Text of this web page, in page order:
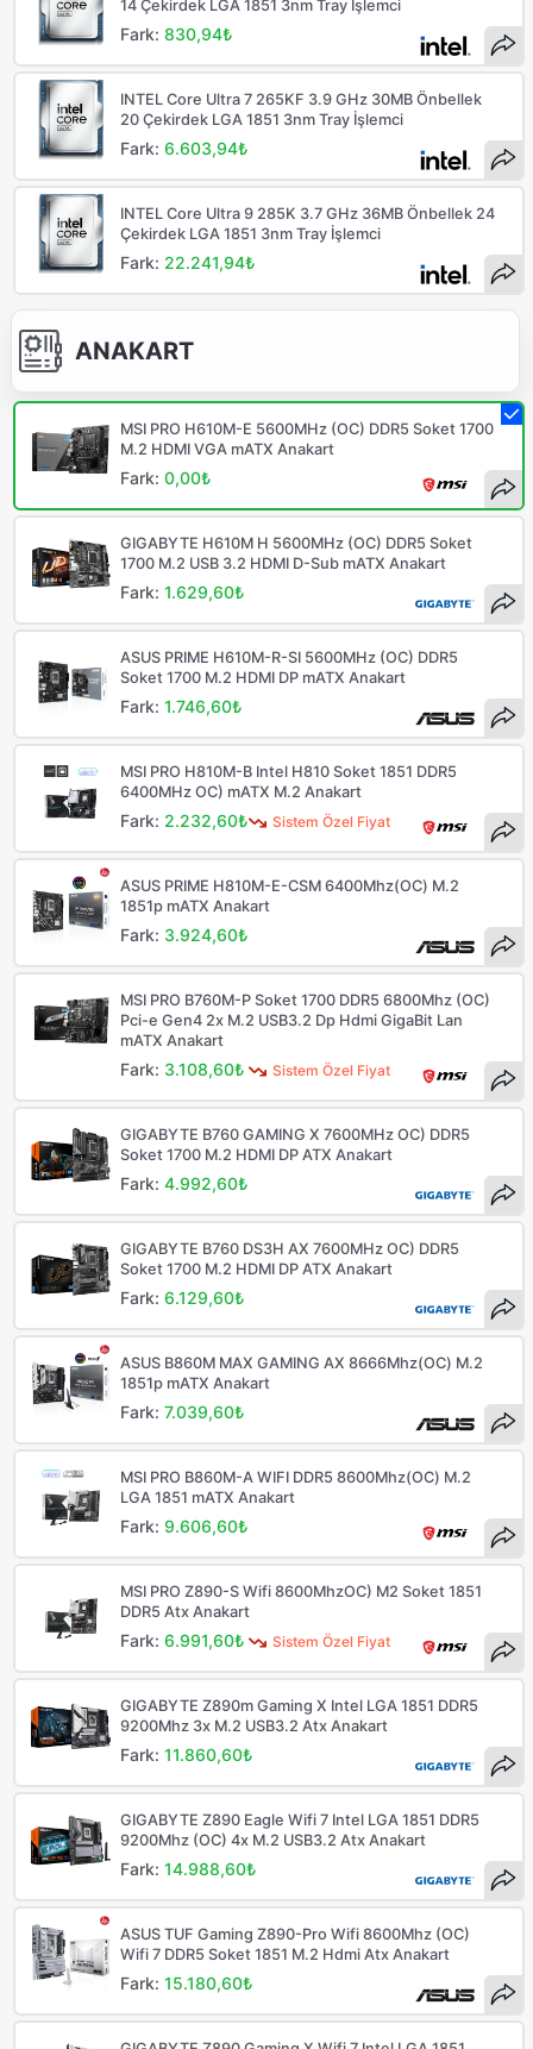
14 Çekirdek LGA 1851 3nm Tray İşlemci
Fark:830,94₺
INTEL Core Ultra 7 265KF 3.9 GHz 30MB Önbellek
20 Çekirdek LGA 1851 3nm Tray İşlemci
Fark:6.603,94₺
INTEL Core Ultra 9 285K 3.7 GHz 36MB Önbellek 24
Çekirdek LGA 1851 3nm Tray İşlemci
Fark: 22.241,94₺
ANAKART
MSI PRO H610M-E 5600MHz (OC) DDR5 Soket 1700
M.2 HDMI VGA mATX Anakart
Fark:0,00₺
GIGABYTE H610M H 5600MHz (OC) DDR5 Soket
1700 M.2 USB 3.2 HDMI D-Sub mATX Anakart
Fark:1.629,60₺
ASUS PRIME H610M-R-SI 5600MHz (OC) DDR5
Soket 1700 M.2 HDMI DP mATX Anakart
Fark:1.746,60₺
Sistem Özel Fiyat
MSI PRO H810M-B Intel H810 Soket 1851 DDR5
6400MHz OC) mATX M.2 Anakart
Fark: 2.232,60₺
ASUS PRIME H810M-E-CSM 6400Mhz(OC) M.2
1851p mATX Anakart
Fark: 3.924,60₺
Sistem Özel Fiyat
MSI PRO B760M-P Soket 1700 DDR5 6800Mhz (OC)
Pci-e Gen4 2x M.2 USB3.2 Dp Hdmi GigaBit Lan
mATX Anakart
Fark: 3.108,60₺
GIGABYTE B760 GAMING X 7600MHz OC) DDR5
Soket 1700 M.2 HDMI DP ATX Anakart
Fark:4.992,60₺
GIGABYTE B760 DS3H AX 7600MHz OC) DDR5
Soket 1700 M.2 HDMI DP ATX Anakart
Fark:6.129,60₺
ASUS B860M MAX GAMING AX 8666Mhz(OC) M.2
1851p mATX Anakart
Fark:7.039,60₺
MSI PRO B860M-A WIFI DDR5 8600Mhz(OC) M.2
LGA 1851 mATX Anakart
Fark: 9.606,60₺
Sistem Özel Fiyat
MSI PRO Z890-S Wifi 8600MhzOC) M2 Soket 1851
DDR5 Atx Anakart
Fark:6.991,60₺
GIGABYTE Z890m Gaming X Intel LGA 1851 DDR5
9200Mhz 3x M.2 USB3.2 Atx Anakart
Fark:11.860,60₺
GIGABYTE Z890 Eagle Wifi 7 Intel LGA 1851 DDR5
9200Mhz (OC) 4x M.2 USB3.2 Atx Anakart
Fark:14.988,60₺
ASUS TUF Gaming Z890-Pro Wifi 8600Mhz (OC)
Wifi 7 DDR5 Soket 1851 M.2 Hdmi Atx Anakart
Fark:15.180,60₺